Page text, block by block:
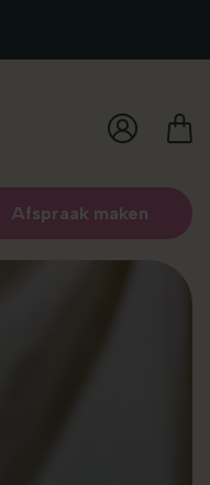
Afspraak maken